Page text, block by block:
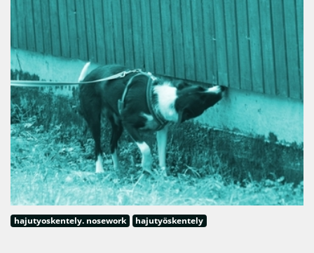
hajutyoskentely. nosework hajutyöskentely